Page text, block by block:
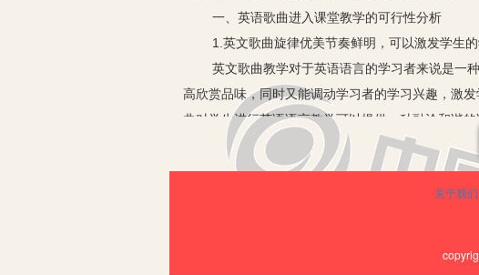
一、英语歌曲进入课堂教学的可行性分析
1.英文歌曲旋律优美节奏鲜明，可以激发学生的
英文歌曲教学对于英语语言的学习者来说是一种
高欣赏品味，同时又能调动学习者的学习兴趣，激
曲对学生进行英语语言教学可以提供一种融洽和谐
不知不觉之中提高英语的听说读写能力。
2.歌曲是最自然、最有意义的“机械重复”，易于“
歌曲最大的特点就是它的可重复性和持久性，可
常要求学生背诵课文以增加语言的有效输入。但背
活的创作，语言精美，富有生活的气息，可以给学
关于我们